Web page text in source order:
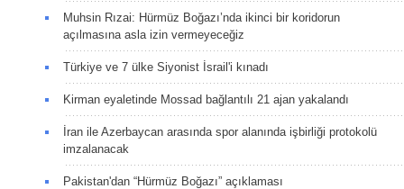
Muhsin Rızai: Hürmüz Boğazı’nda ikinci bir koridorun
açılmasına asla izin vermeyeceğiz
Türkiye ve 7 ülke Siyonist İsrail'i kınadı
Kirman eyaletinde Mossad bağlantılı 21 ajan yakalandı
İran ile Azerbaycan arasında spor alanında işbirliği protokolü
imzalanacak
Pakistan'dan “Hürmüz Boğazı” açıklaması